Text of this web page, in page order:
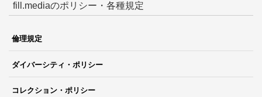
fill.mediaのポリシー・各種規定
倫理規定
ダイバーシティ・ポリシー
コレクション・ポリシー